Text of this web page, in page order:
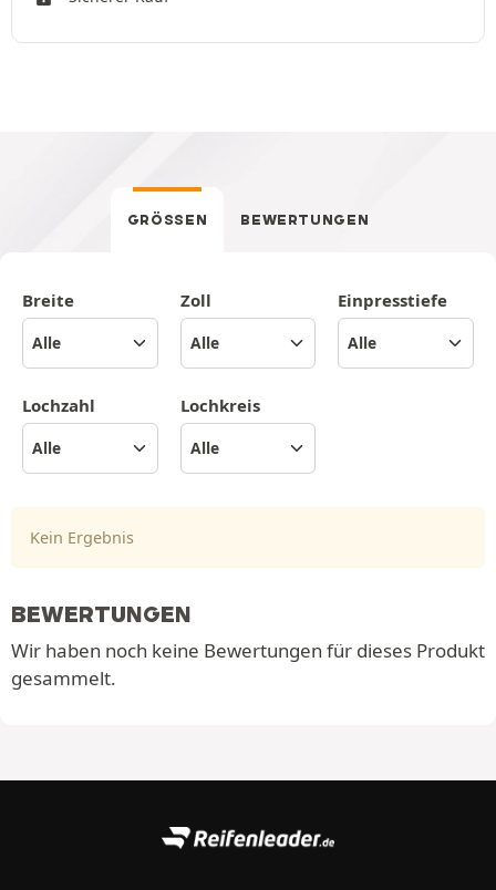
GRÖSSEN BEWERTUNGEN
Breite Zoll Einpresstiefe
Lochzahl Lochkreis
Kein Ergebnis
BEWERTUNGEN
Wir haben noch keine Bewertungen für dieses Produkt
gesammelt.